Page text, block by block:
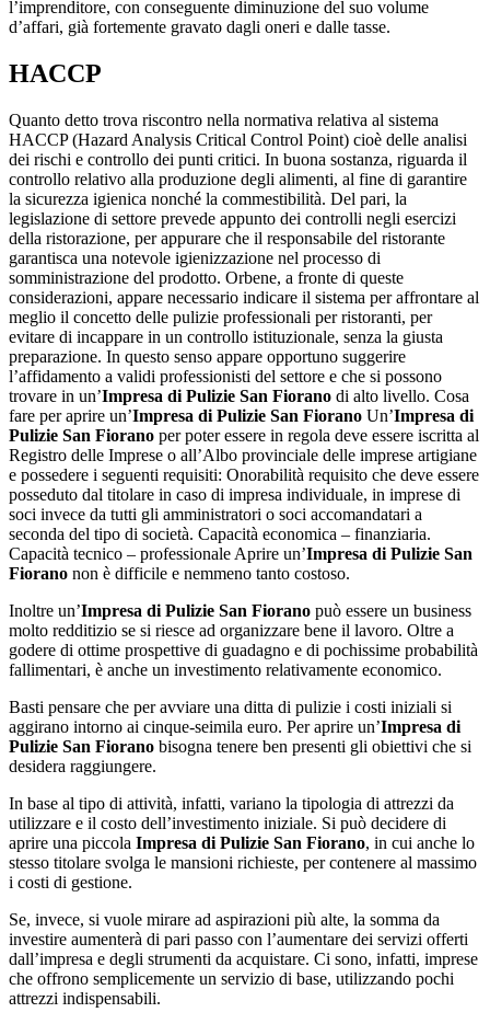
l’imprenditore, con conseguente diminuzione del suo volume
d’affari, già fortemente gravato dagli oneri e dalle tasse.
HACCP
Quanto detto trova riscontro nella normativa relativa al sistema
HACCP (Hazard Analysis Critical Control Point) cioè delle analisi
dei rischi e controllo dei punti critici. In buona sostanza, riguarda il
controllo relativo alla produzione degli alimenti, al fine di garantire
la sicurezza igienica nonché la commestibilità. Del pari, la
legislazione di settore prevede appunto dei controlli negli esercizi
della ristorazione, per appurare che il responsabile del ristorante
garantisca una notevole igienizzazione nel processo di
somministrazione del prodotto. Orbene, a fronte di queste
considerazioni, appare necessario indicare il sistema per affrontare al
meglio il concetto delle pulizie professionali per ristoranti, per
evitare di incappare in un controllo istituzionale, senza la giusta
preparazione. In questo senso appare opportuno suggerire
l’affidamento a validi professionisti del settore e che si possono
trovare in un’Impresa di Pulizie San Fiorano di alto livello. Cosa
fare per aprire un’Impresa di Pulizie San Fiorano Un’Impresa di
Pulizie San Fiorano per poter essere in regola deve essere iscritta al
Registro delle Imprese o all’Albo provinciale delle imprese artigiane
e possedere i seguenti requisiti: Onorabilità requisito che deve essere
posseduto dal titolare in caso di impresa individuale, in imprese di
soci invece da tutti gli amministratori o soci accomandatari a
seconda del tipo di società. Capacità economica – finanziaria.
Capacità tecnico – professionale Aprire un’Impresa di Pulizie San
Fiorano non è difficile e nemmeno tanto costoso.
Inoltre un’Impresa di Pulizie San Fiorano può essere un business
molto redditizio se si riesce ad organizzare bene il lavoro. Oltre a
godere di ottime prospettive di guadagno e di pochissime probabilità
fallimentari, è anche un investimento relativamente economico.
Basti pensare che per avviare una ditta di pulizie i costi iniziali si
aggirano intorno ai cinque-seimila euro. Per aprire un’Impresa di
Pulizie San Fiorano bisogna tenere ben presenti gli obiettivi che si
desidera raggiungere.
In base al tipo di attività, infatti, variano la tipologia di attrezzi da
utilizzare e il costo dell’investimento iniziale. Si può decidere di
aprire una piccola Impresa di Pulizie San Fiorano, in cui anche lo
stesso titolare svolga le mansioni richieste, per contenere al massimo
i costi di gestione.
Se, invece, si vuole mirare ad aspirazioni più alte, la somma da
investire aumenterà di pari passo con l’aumentare dei servizi offerti
dall’impresa e degli strumenti da acquistare. Ci sono, infatti, imprese
che offrono semplicemente un servizio di base, utilizzando pochi
attrezzi indispensabili.